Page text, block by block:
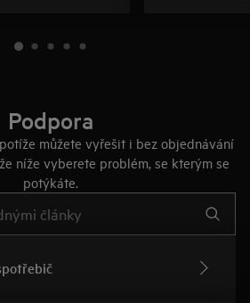
Podpora
můžete vyřešit i bez objednávání
níže vyberete problém, se kterým se
potýkáte.